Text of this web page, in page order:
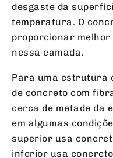
desgaste da
temperatura. O
proporcionar
nessa camada.
Para uma estrutura
de concreto com
cerca de metade da
em algumas
superior usa
inferior usa